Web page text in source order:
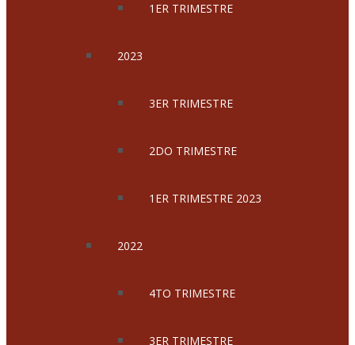
1ER TRIMESTRE
2023
3ER TRIMESTRE
2DO TRIMESTRE
1ER TRIMESTRE 2023
2022
4TO TRIMESTRE
3ER TRIMESTRE